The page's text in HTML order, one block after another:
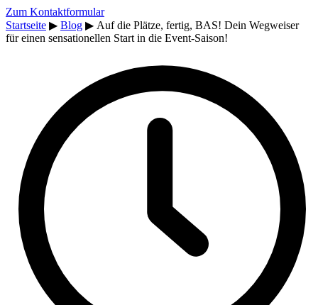
Zum Kontaktformular
Startseite ▶ Blog ▶ Auf die Plätze, fertig, BAS! Dein Wegweiser
für einen sensationellen Start in die Event-Saison!